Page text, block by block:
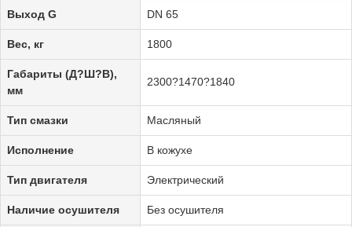
Выход G DN 65
Вес, кг 1800
Габариты (Д?Ш?В),
мм
2300?1470?1840
Тип смазки Масляный
Исполнение В кожухе
Тип двигателя Электрический
Наличие осушителя Без осушителя